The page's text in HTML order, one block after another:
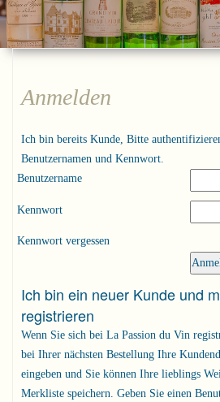
Anmelden
Ich bin bereits Kunde, Bitte
Benutzernamen und Kennwort.
Benutzername
Kennwort
Kennwort vergessen
Ich bin ein neuer Kunde und
registrieren
Wenn Sie sich bei La Passion du Vin
bei Ihrer nächsten Bestellung Ihre
eingeben und Sie können Ihre lieblings
Merkliste speichern. Geben Sie einen